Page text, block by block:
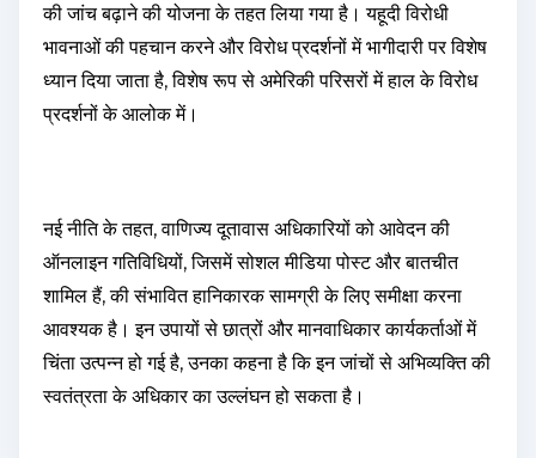
की जांच बढ़ाने की योजना के तहत लिया गया है। यहूदी विरोधी
भावनाओं की पहचान करने और विरोध प्रदर्शनों में भागीदारी पर विशेष
ध्यान दिया जाता है, विशेष रूप से अमेरिकी परिसरों में हाल के विरोध
प्रदर्शनों के आलोक में।
नई नीति के तहत, वाणिज्य दूतावास अधिकारियों को आवेदन की
ऑनलाइन गतिविधियों, जिसमें सोशल मीडिया पोस्ट और बातचीत
शामिल हैं, की संभावित हानिकारक सामग्री के लिए समीक्षा करना
आवश्यक है। इन उपायों से छात्रों और मानवाधिकार कार्यकर्ताओं में
चिंता उत्पन्न हो गई है, उनका कहना है कि इन जांचों से अभिव्यक्ति की
स्वतंत्रता के अधिकार का उल्लंघन हो सकता है।